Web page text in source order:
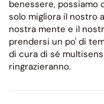
benessere, possiamo
solo migliora il nostro
nostra mente e il
prendersi un po' di
di cura di sé
ringrazieranno.